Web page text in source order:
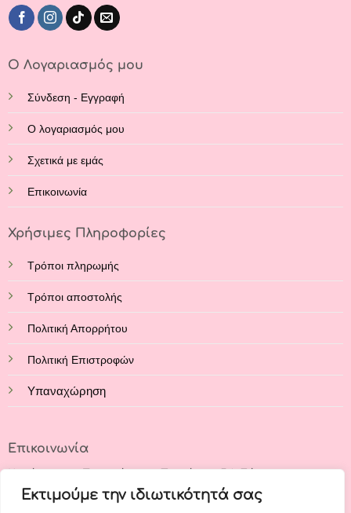
Εκτιμούμε την ιδιωτικότητά σας
Ο Λογαριασμός μου
Σύνδεση - Εγγραφή
Ο λογαριασμός μου
Σχετικά με εμάς
Επικοινωνία
Χρήσιμες Πληροφορίες
Τρόποι πληρωμής
Τρόποι αποστολής
Πολιτική Απορρήτου
Πολιτική Επιστροφών
Υπαναχώρηση
Επικοινωνία
Κατάστημα: Στρατάρχου Παπάγου 54, Εύοσμος,
Θεσσαλονίκη, 56224